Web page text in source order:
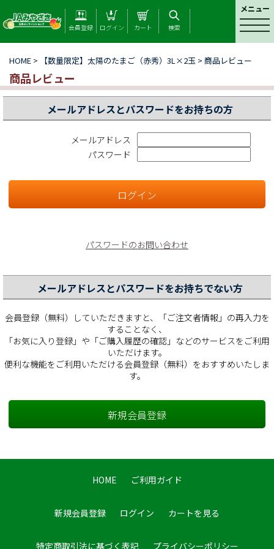
メニュー
t
e
n
v
i
n
会員登録 ログイン カート 検索
HOME > 【数量限定】太陽のたまご（赤秀）3L×2玉 > 商品レビュー
商品レビュー
メールアドレスとパスワードをお持ちの方
メールアドレス
パスワード
パスワードのお問い合わせ
メールアドレスとパスワードをお持ちでない方
会員登録（無料）していただきますと、「ご注文者情報」の再入力を
することなく、
「お気に入り登録」や「ご購入履歴の確認」などのサービスをご利用
いただけます。
便利な機能をご利用いただける会員登録（無料）をおすすめいたしま
す。
HOME ご利用ガイド
新規会員登録 ログイン カートを見る
特定商取引法に基づく表記 プライバシーポリシー